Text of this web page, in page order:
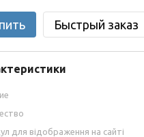
Быстрый заказ
для відображення на сайті